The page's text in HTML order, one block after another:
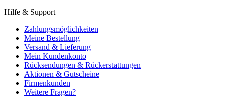
Hilfe & Support
Zahlungsmöglichkeiten
Meine Bestellung
Versand & Lieferung
Mein Kundenkonto
Rücksendungen & Rückerstattungen
Aktionen & Gutscheine
Firmenkunden
Weitere Fragen?